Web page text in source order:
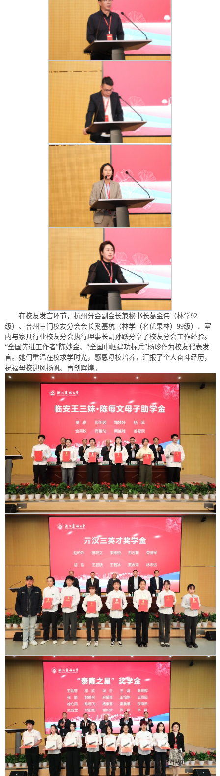
在校友发言环节，杭州分会副会长兼秘书长葛金伟（林学92
级）、台州三门校友分会会长奚基杭（林学（名优果林）99级）、室
内与家具行业校友分会执行理事长胡孙跃分享了校友分会工作经验。
“全国先进工作者”陈妙金、“全国巾帼建功标兵”杨珍作为校友代表发
言。她们重温在校求学时光，感恩母校培养，汇报了个人奋斗经历，
祝福母校迎风扬帆、再创辉煌。